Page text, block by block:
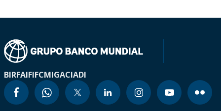
BIRFAIFIFCMIGACIADI